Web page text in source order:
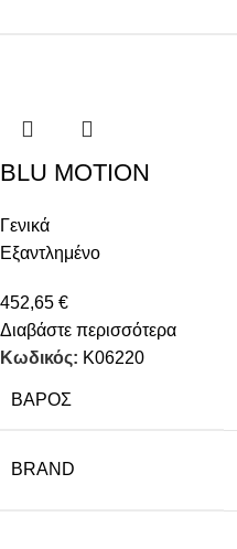
BLU MOTION
Γενικά
Εξαντλημένο
452,65 €
Διαβάστε περισσότερα
Κωδικός: K06220
ΒΆΡΟΣ
BRAND